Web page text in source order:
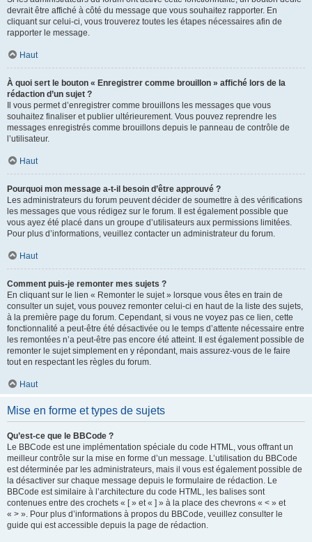
devrait être affiché à côté du message que vous souhaitez rapporter. En
cliquant sur celui-ci, vous trouverez toutes les étapes nécessaires afin de
rapporter le message.
Haut
À quoi sert le bouton « Enregistrer comme brouillon » affiché lors de la
rédaction d’un sujet ?
Il vous permet d’enregistrer comme brouillons les messages que vous
souhaitez finaliser et publier ultérieurement. Vous pouvez reprendre les
messages enregistrés comme brouillons depuis le panneau de contrôle de
l’utilisateur.
Haut
Pourquoi mon message a-t-il besoin d’être approuvé ?
Les administrateurs du forum peuvent décider de soumettre à des vérifications
les messages que vous rédigez sur le forum. Il est également possible que
vous ayez été placé dans un groupe d’utilisateurs aux permissions limitées.
Pour plus d’informations, veuillez contacter un administrateur du forum.
Haut
Comment puis-je remonter mes sujets ?
En cliquant sur le lien « Remonter le sujet » lorsque vous êtes en train de
consulter un sujet, vous pouvez remonter celui-ci en haut de la liste des sujets,
à la première page du forum. Cependant, si vous ne voyez pas ce lien, cette
fonctionnalité a peut-être été désactivée ou le temps d’attente nécessaire entre
les remontées n’a peut-être pas encore été atteint. Il est également possible de
remonter le sujet simplement en y répondant, mais assurez-vous de le faire
tout en respectant les règles du forum.
Haut
Mise en forme et types de sujets
Qu’est-ce que le BBCode ?
Le BBCode est une implémentation spéciale du code HTML, vous offrant un
meilleur contrôle sur la mise en forme d’un message. L’utilisation du BBCode
est déterminée par les administrateurs, mais il vous est également possible de
la désactiver sur chaque message depuis le formulaire de rédaction. Le
BBCode est similaire à l’architecture du code HTML, les balises sont
contenues entre des crochets « [ » et « ] » à la place des chevrons « < » et
« > ». Pour plus d’informations à propos du BBCode, veuillez consulter le
guide qui est accessible depuis la page de rédaction.